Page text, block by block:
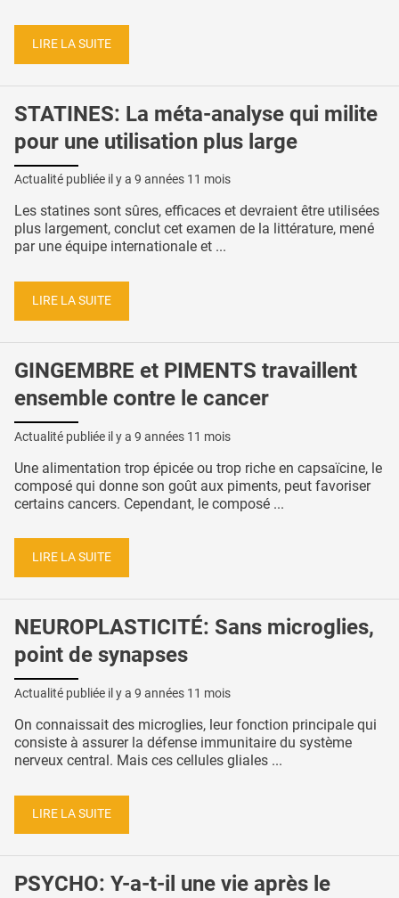
LIRE LA SUITE
STATINES: La méta-analyse qui milite
pour une utilisation plus large
Actualité publiée il y a 9 années 11 mois
Les statines sont sûres, efficaces et devraient être utilisées
plus largement, conclut cet examen de la littérature, mené
par une équipe internationale et ...
LIRE LA SUITE
GINGEMBRE et PIMENTS travaillent
ensemble contre le cancer
Actualité publiée il y a 9 années 11 mois
Une alimentation trop épicée ou trop riche en capsaïcine, le
composé qui donne son goût aux piments, peut favoriser
certains cancers. Cependant, le composé ...
LIRE LA SUITE
NEUROPLASTICITÉ: Sans microglies,
point de synapses
Actualité publiée il y a 9 années 11 mois
On connaissait des microglies, leur fonction principale qui
consiste à assurer la défense immunitaire du système
nerveux central. Mais ces cellules gliales ...
LIRE LA SUITE
PSYCHO: Y-a-t-il une vie après le